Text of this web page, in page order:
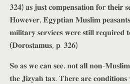
𝟑𝟐𝟒) 𝐚𝐬 𝐣𝐮𝐬𝐭 𝐜𝐨𝐦𝐩𝐞𝐧𝐬𝐚𝐭𝐢𝐨𝐧 𝐟𝐨𝐫 𝐭𝐡𝐞𝐢𝐫
𝐇𝐨𝐰𝐞𝐯𝐞𝐫, 𝐄𝐠𝐲𝐩𝐭𝐢𝐚𝐧 𝐌𝐮𝐬𝐥𝐢𝐦
𝐦𝐢𝐥𝐢𝐭𝐚𝐫𝐲 𝐬𝐞𝐫𝐯𝐢𝐜𝐞𝐬 𝐰𝐞𝐫𝐞 𝐬𝐭𝐢𝐥𝐥
(𝐃𝐨𝐫𝐨𝐬𝐭𝐚𝐦𝐮𝐬, 𝐩. 𝟑𝟐𝟔)
𝐒𝐨 𝐚𝐬 𝐰𝐞 𝐜𝐚𝐧 𝐬𝐞𝐞, 𝐧𝐨𝐭 𝐚𝐥𝐥 𝐧𝐨𝐧-
𝐭𝐡𝐞 𝐉𝐢𝐳𝐲𝐚𝐡 𝐭𝐚𝐱. 𝐓𝐡𝐞𝐫𝐞 𝐚𝐫𝐞